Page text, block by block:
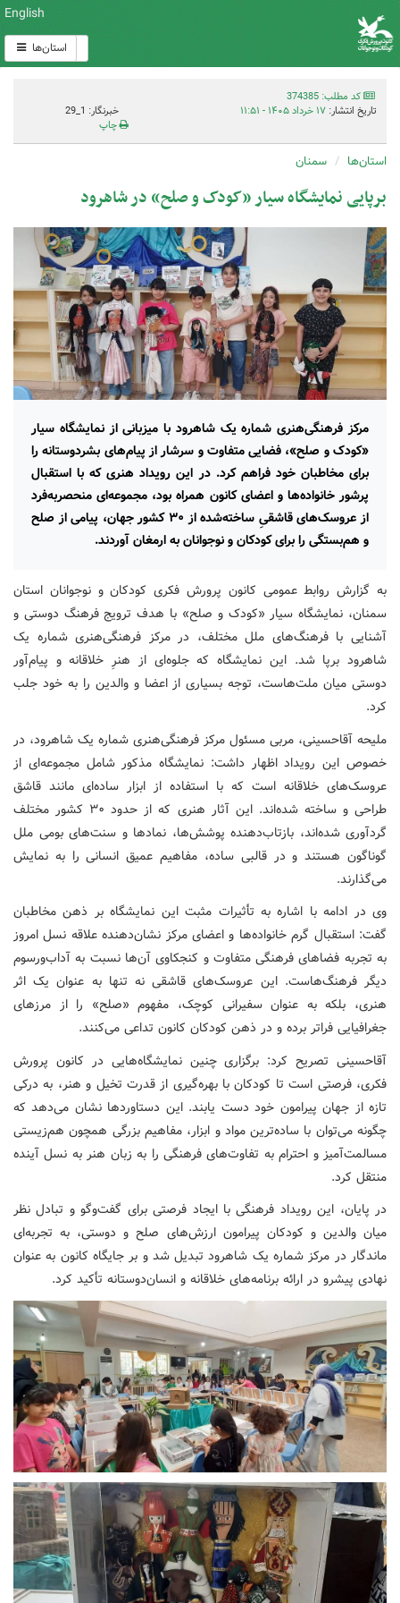
English
استان‌ها
کد مطلب: 374385
تاریخ انتشار: ۱۷ خرداد ۱۴۰۵ - ۱۱:۵۱
خبرنگار: 1_29
چاپ
استان‌ها سمنان
برپایی نمایشگاه سیار «کودک و صلح» در شاهرود
مرکز فرهنگی‌هنری شماره یک شاهرود با میزبانی از نمایشگاه سیار
«کودک و صلح»، فضایی متفاوت و سرشار از پیام‌های بشردوستانه را
برای مخاطبان خود فراهم کرد. در این رویداد هنری که با استقبال
پرشور خانواده‌ها و اعضای کانون همراه بود، مجموعه‌ای منحصربه‌فرد
از عروسک‌های قاشقیِ ساخته‌شده از ۳۰ کشور جهان، پیامی از صلح
و هم‌بستگی را برای کودکان و نوجوانان به ارمغان آوردند.
به گزارش روابط عمومی کانون پرورش فکری کودکان و نوجوانان استان
سمنان، نمایشگاه سیار «کودک و صلح» با هدف ترویج فرهنگ دوستی و
آشنایی با فرهنگ‌های ملل مختلف، در مرکز فرهنگی‌هنری شماره یک
شاهرود برپا شد. این نمایشگاه که جلوه‌ای از هنرِ خلاقانه و پیام‌آور
دوستی میان ملت‌هاست، توجه بسیاری از اعضا و والدین را به خود جلب
کرد.
ملیحه آقاحسینی، مربی مسئول مرکز فرهنگی‌هنری شماره یک شاهرود، در
خصوص این رویداد اظهار داشت: نمایشگاه مذکور شامل مجموعه‌ای از
عروسک‌های خلاقانه است که با استفاده از ابزار ساده‌ای مانند قاشق
طراحی و ساخته شده‌اند. این آثار هنری که از حدود ۳۰ کشور مختلف
گردآوری شده‌اند، بازتاب‌دهنده پوشش‌ها، نمادها و سنت‌های بومی ملل
گوناگون هستند و در قالبی ساده، مفاهیم عمیق انسانی را به نمایش
می‌گذارند.
وی در ادامه با اشاره به تأثیرات مثبت این نمایشگاه بر ذهن مخاطبان
گفت: استقبال گرم خانواده‌ها و اعضای مرکز نشان‌دهنده علاقه نسل امروز
به تجربه فضاهای فرهنگی متفاوت و کنجکاوی آن‌ها نسبت به آداب‌ورسوم
دیگر فرهنگ‌هاست. این عروسک‌های قاشقی نه تنها به عنوان یک اثر
هنری، بلکه به عنوان سفیرانی کوچک، مفهوم «صلح» را از مرزهای
جغرافیایی فراتر برده و در ذهن کودکان کانون تداعی می‌کنند.
آقاحسینی تصریح کرد: برگزاری چنین نمایشگاه‌هایی در کانون پرورش
فکری، فرصتی است تا کودکان با بهره‌گیری از قدرت تخیل و هنر، به درکی
تازه از جهان پیرامون خود دست یابند. این دستاوردها نشان می‌دهد که
چگونه می‌توان با ساده‌ترین مواد و ابزار، مفاهیم بزرگی همچون هم‌زیستی
مسالمت‌آمیز و احترام به تفاوت‌های فرهنگی را به زبان هنر به نسل آینده
منتقل کرد.
در پایان، این رویداد فرهنگی با ایجاد فرصتی برای گفت‌وگو و تبادل نظر
میان والدین و کودکان پیرامون ارزش‌های صلح و دوستی، به تجربه‌ای
ماندگار در مرکز شماره یک شاهرود تبدیل شد و بر جایگاه کانون به عنوان
نهادی پیشرو در ارائه برنامه‌های خلاقانه و انسان‌دوستانه تأکید کرد.